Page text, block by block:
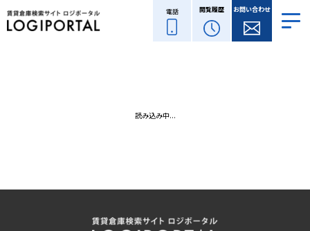
電話 閲覧履歴 お問い合わせ
読み込み中...